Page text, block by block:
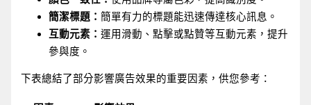
簡潔標題：簡單有力的標題能迅速傳達核心訊息。
互動元素：運用滑動、點擊或點贊等互動元素，提升
參與度。
下表總結了部分影響廣告效果的重要因素，供您參考：